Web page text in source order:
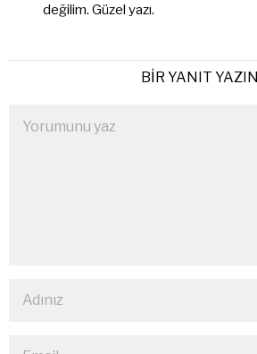
değilim. Güzel yazı.
BIR YANIT YAZIN